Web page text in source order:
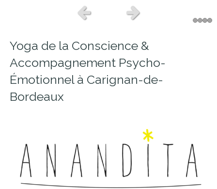
Slide précédentSlide suivant
Yoga de la Conscience &
Accompagnement Psycho-
Émotionnel à Carignan-de-
Bordeaux